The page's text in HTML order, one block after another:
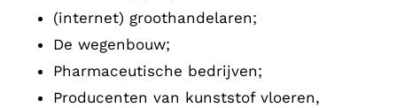
(internet) groothandelaren;
De wegenbouw;
Pharmaceutische bedrijven;
Producenten van kunststof vloeren,